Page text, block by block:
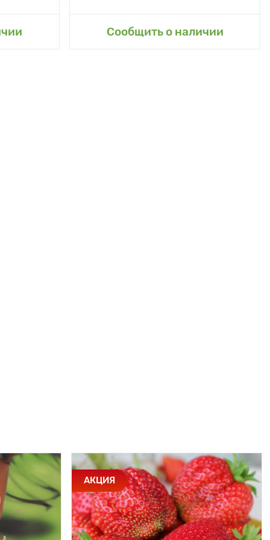
Сообщить о наличии
Добавить в мой сад
АКЦИЯ